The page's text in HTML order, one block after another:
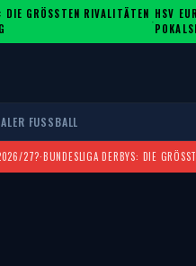
GRÖSSTEN RIVALITÄTEN U
·
HSV
FUSSBALL
27?·BUNDESLIGA DERBYS: DIE